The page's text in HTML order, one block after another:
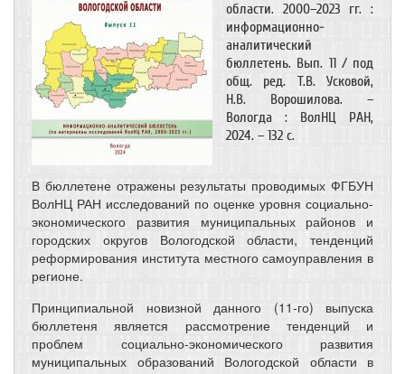
области. 2000–2023 гг. :
информационно-
аналитический
бюллетень. Вып. 11 / под
общ. ред. Т.В. Усковой,
Н.В. Ворошилова. –
Вологда : ВолНЦ РАН,
2024. – 132 с.
В бюллетене отражены результаты проводимых ФГБУН
ВолНЦ РАН исследований по оценке уровня социально-
экономического развития муниципальных районов и
городских округов Вологодской области, тенденций
реформирования института местного самоуправления в
регионе.
Принципиальной новизной данного (11-го) выпуска
бюллетеня является рассмотрение тенденций и
проблем социально-экономического развития
муниципальных образований Вологодской области в